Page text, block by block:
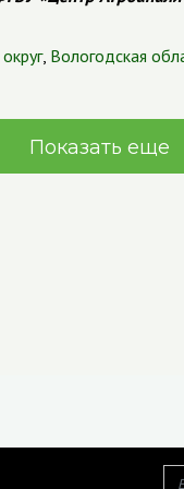
, Вологодская
Показать еще